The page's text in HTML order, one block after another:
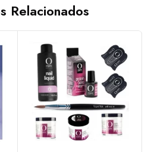
Relacionados